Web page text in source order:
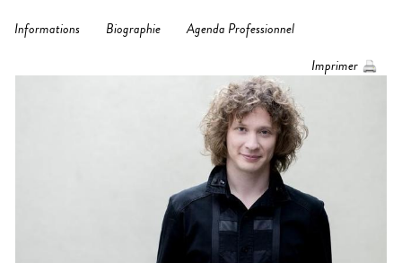
Informations Biographie
Agenda Professionnel
Imprimer